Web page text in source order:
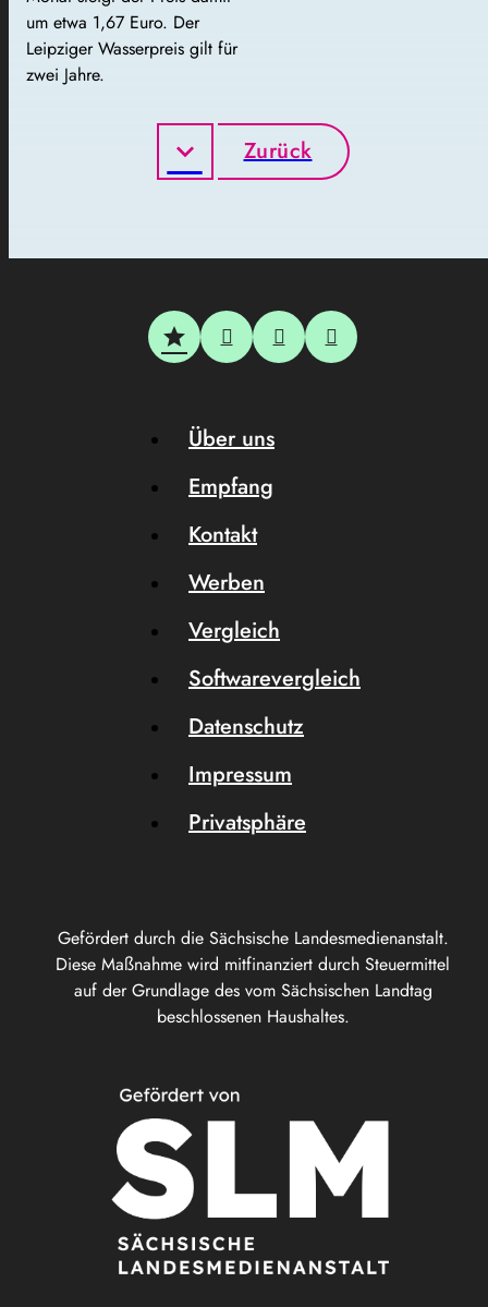
um etwa 1,67 Euro. Der
Leipziger Wasserpreis gilt für
zwei Jahre.
Zurück
Gefördert durch die Sächsische Landesmedienanstalt.
Diese Maßnahme wird mitfinanziert durch Steuermittel
auf der Grundlage des vom Sächsischen Landtag
beschlossenen Haushaltes.
Über uns
Empfang
Kontakt
Werben
Vergleich
Softwarevergleich
Datenschutz
Impressum
Privatsphäre